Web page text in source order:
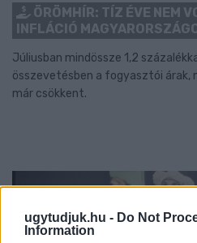
ugytudjuk.hu - Do Not
Information
ÖRÖMHÍR: TÍZ ÉVE NEM
INFLÁCIÓ
Júliusban mindössze 1,2
összevetésben a fogyasztói árak,
már csökkent.